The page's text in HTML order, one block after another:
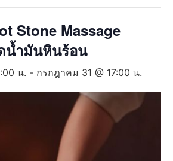
Stone Massage
น้ำมันหินร้อน
น. - กรกฎาคม 31 @ 17:00 น.